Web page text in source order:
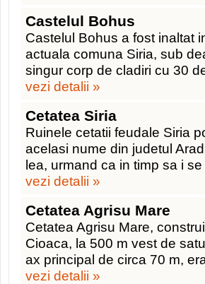
Castelul Bohus
Castelul Bohus a fost inaltat
actuala comuna Siria, sub
singur corp de cladiri cu 30
vezi detalii »
Cetatea Siria
Ruinele cetatii feudale Siria
acelasi nume din judetul
lea, urmand ca in timp sa i
vezi detalii »
Cetatea Agrisu Mare
Cetatea Agrisu Mare,
Cioaca, la 500 m vest de
ax principal de circa 70 m,
vezi detalii »